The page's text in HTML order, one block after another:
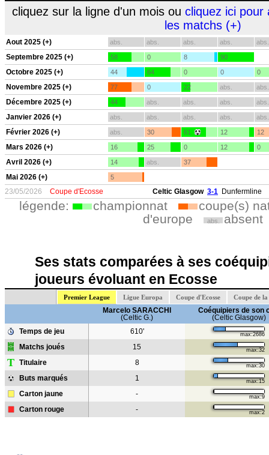
cliquez sur la ligne d'un mois ou cliquez ici pour
les matchs (+)
Aout 2025 (+) abs. abs. abs. abs. abs.
Septembre 2025 (+) 58 0 8 90
Octobre 2025 (+) 44 64 0 0 0
Novembre 2025 (+) 77 0 22 abs. abs.
Décembre 2025 (+) 44 abs. abs. abs. abs.
Janvier 2026 (+) abs. abs. abs. abs. abs.
Février 2026 (+) abs. 30 61 12 12
Mars 2026 (+) 16 25 0 12 0
Avril 2026 (+) 14 abs. 37
Mai 2026 (+) 5
23/05/2026 Coupe d'Ecosse Celtic Glasgow 3-1 Dunfermline
légende: championnat
coupe(s)
d'europe
abs. absent
Ses stats comparées à ses
joueurs évoluant en Ecosse
Premier League Ligue Europa Coupe d'Ecosse Coupe de
Marcelo SARACCHI
(Celtic G.)
Coéquipiers de son
(Celtic Glasgow)
Temps de jeu
610' max:2686
Matchs joués 15 max:32
T Titulaire 8 max:30
Buts marqués 1 max:15
Carton jaune - max:9
Carton rouge - max:2